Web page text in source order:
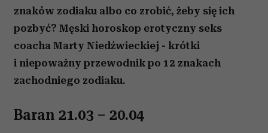
znaków zodiaku albo co zrobić, żeby się ich
pozbyć? Męski horoskop erotyczny seks
coacha Marty Niedźwieckiej - krótki
i niepoważny przewodnik po 12 znakach
zachodniego zodiaku.
Baran 21.03 – 20.04